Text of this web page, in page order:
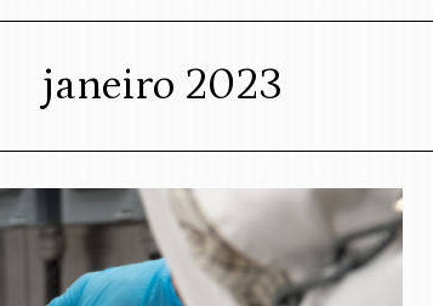
janeiro 2023